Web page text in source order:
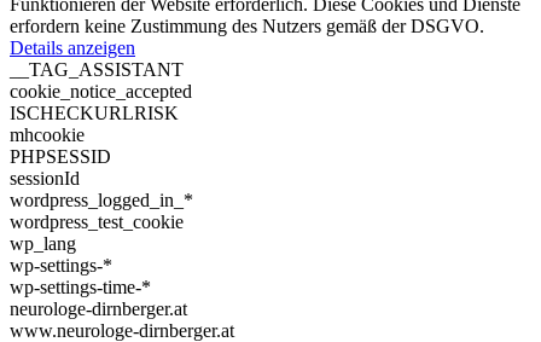
erfordern keine Zustimmung des Nutzers gemäß der DSGVO.
Details anzeigen
__TAG_ASSISTANT
cookie_notice_accepted
ISCHECKURLRISK
mhcookie
PHPSESSID
sessionId
wordpress_logged_in_*
wordpress_test_cookie
wp_lang
wp-settings-*
wp-settings-time-*
neurologe-dirnberger.at
www.neurologe-dirnberger.at